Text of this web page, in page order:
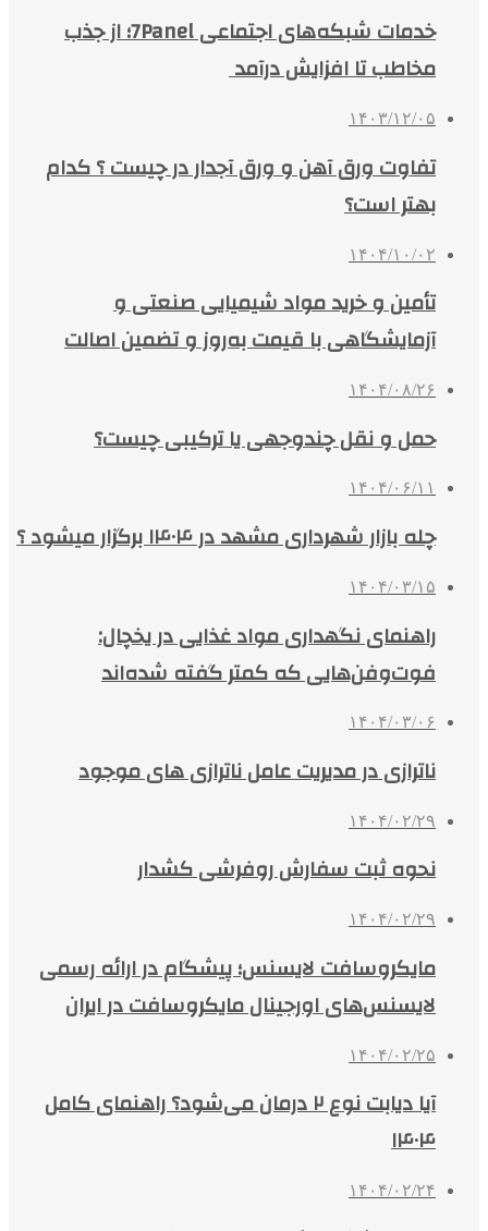
خدمات شبکه‌های اجتماعی 7Panel؛ از جذب
مخاطب تا افزایش درآمد
۱۴۰۳/۱۲/۰۵
تفاوت ورق آهن و ورق آجدار در چیست ؟ کدام
بهتر است؟
۱۴۰۴/۱۰/۰۲
تأمین و خرید مواد شیمیایی صنعتی و
آزمایشگاهی با قیمت به‌روز و تضمین اصالت
۱۴۰۴/۰۸/۲۶
حمل و نقل چندوجهی یا ترکیبی چیست؟
۱۴۰۴/۰۶/۱۱
چله بازار شهرداری مشهد در ۱۴۰۴ برگزار میشود ؟
۱۴۰۴/۰۳/۱۵
راهنمای نگهداری مواد غذایی در یخچال:
فوت‌وفن‌هایی که کمتر گفته شده‌اند
۱۴۰۴/۰۳/۰۶
ناترازی در مدیریت عامل ناترازی های موجود
۱۴۰۴/۰۲/۲۹
نحوه ثبت سفارش روفرشی کشدار
۱۴۰۴/۰۲/۲۹
مایکروسافت لایسنس؛ پیشگام در ارائه رسمی
لایسنس‌های اورجینال مایکروسافت در ایران
۱۴۰۴/۰۲/۲۵
آیا دیابت نوع ۲ درمان می‌شود؟ راهنمای کامل
۱۴۰۴
۱۴۰۴/۰۲/۲۴